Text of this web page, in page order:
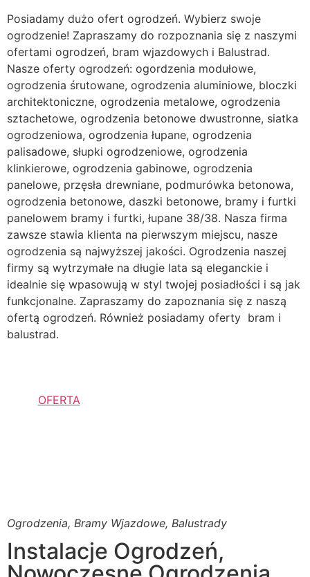
Posiadamy dużo ofert ogrodzeń. Wybierz swoje
ogrodzenie! Zapraszamy do rozpoznania się z naszymi
ofertami ogrodzeń, bram wjazdowych i Balustrad.
Nasze oferty ogrodzeń: ogordzenia modułowe,
ogrodzenia śrutowane, ogrodzenia aluminiowe, bloczki
architektoniczne, ogrodzenia metalowe, ogrodzenia
sztachetowe, ogrodzenia betonowe dwustronne, siatka
ogrodzeniowa, ogrodzenia łupane, ogrodzenia
palisadowe, słupki ogrodzeniowe, ogrodzenia
klinkierowe, ogrodzenia gabinowe, ogrodzenia
panelowe, przęsła drewniane, podmurówka betonowa,
ogrodzenia betonowe, daszki betonowe, bramy i furtki
panelowem bramy i furtki, łupane 38/38. Nasza firma
zawsze stawia klienta na pierwszym miejscu, nasze
ogrodzenia są najwyższej jakości. Ogrodzenia naszej
firmy są wytrzymałe na długie lata są eleganckie i
idealnie się wpasowują w styl twojej posiadłości i są jak
funkcjonalne. Zapraszamy do zapoznania się z naszą
ofertą ogrodzeń. Również posiadamy oferty bram i
balustrad.
OFERTA
Ogrodzenia, Bramy Wjazdowe, Balustrady
Instalacje Ogrodzeń,